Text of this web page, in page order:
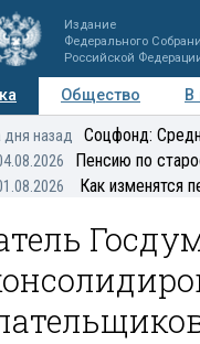
Издание
Федерального
Российской
Общество В
Мнения Регионы
дня назад Соцфонд:
Пенсию по
Как изменятся